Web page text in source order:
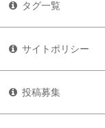
タグ一覧
サイトポリシー
投稿募集